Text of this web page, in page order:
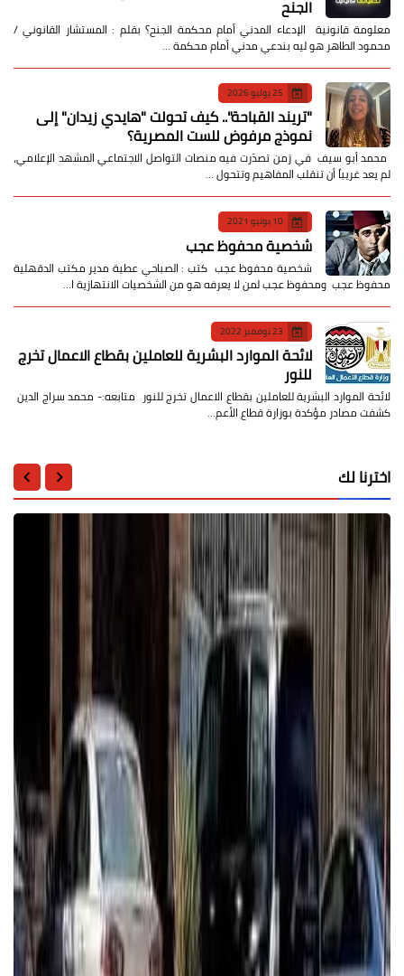
الجنح
معلومة قانونية الإدعاء المدني أمام محكمة الجنح؟ بقلم : المستشار القانوني /
محمود الطاهر هو ليه بندعي مدني أمام محكمة …
25 يوليو 2026
​"تريند القباحة".. كيف تحولت "هايدي زيدان" إلى
نموذج مرفوض للست المصرية؟
​ محمد أبو سيف ​في زمن تصدّرت فيه منصات التواصل الاجتماعي المشهد الإعلامي،
لم يعد غريباً أن تنقلب المفاهيم وتتحول …
10 يونيو 2021
شخصية محفوظ عجب
شخصية محفوظ عجب كتب : الصباحي عطية مدير مكتب الدقهلية
محفوظ عجب ومحفوظ عجب لمن لا يعرفه هو من الشخصيات الانتهازية ا…
23 نوفمبر 2022
لائحة الموارد البشرية للعاملين بقطاع الاعمال تخرج
للنور
لائحة الموارد البشرية للعاملين بقطاع الاعمال تخرج للنور متابعه:- محمد سراج الدين
كشفت مصادر مؤكدة بوزارة قطاع الأعم…
اخترنا لك